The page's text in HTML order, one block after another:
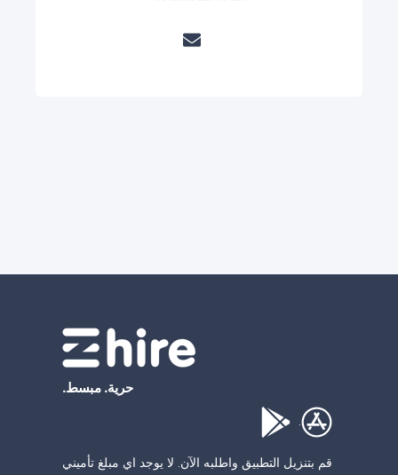
حرية. مبسط.
قم بتنزيل التطبيق واطلبه الآن. لا يوجد اي مبلغ تأميني